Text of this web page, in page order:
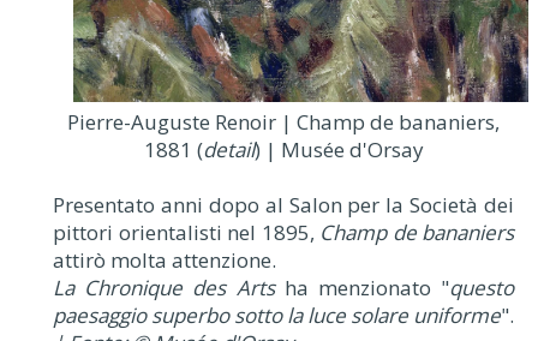
Pierre-Auguste Renoir | Champ de bananiers,
1881 (detail) | Musée d'Orsay
Presentato anni dopo al Salon per la Società dei
pittori orientalisti nel 1895, Champ de bananiers
attirò molta attenzione.
La Chronique des Artsha menzionato "questo
paesaggio superbo sotto la luce solare uniforme".